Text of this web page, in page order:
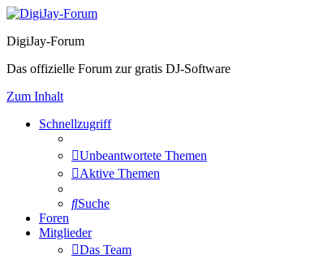
DigiJay-Forum
Das offizielle Forum zur gratis DJ-Software
Zum Inhalt
Schnellzugriff
Unbeantwortete Themen
Aktive Themen
Suche
Foren
Mitglieder
Das Team